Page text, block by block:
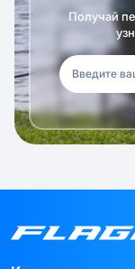
Получай